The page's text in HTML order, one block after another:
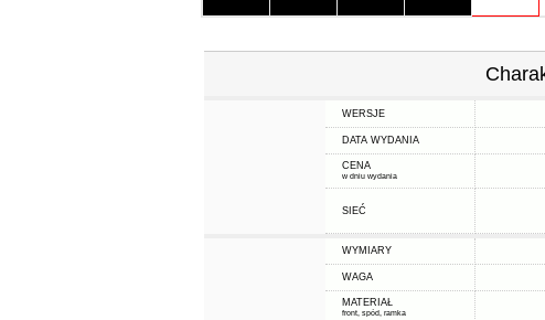
WERSJE
DATA WYDANIA
CENA
w dniu wydania
SIEĆ
WYMIARY
WAGA
MATERIAŁ
front, spód, ramka